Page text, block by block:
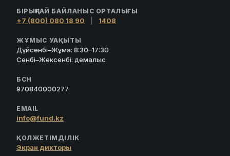
БІРЫҢҒАЙ БАЙЛАНЫС ОРТАЛЫҒЫ
+7 (800) 080 18 90 1408
ЖҰМЫС УАҚЫТЫ
Дүйсенбі–Жұма: 8:30–17:30
Сенбі–Жексенбі: демалыс
БСН
970840000277
EMAIL
info@fund.kz
ҚОЛЖЕТІМДІЛІК
Экран дикторы